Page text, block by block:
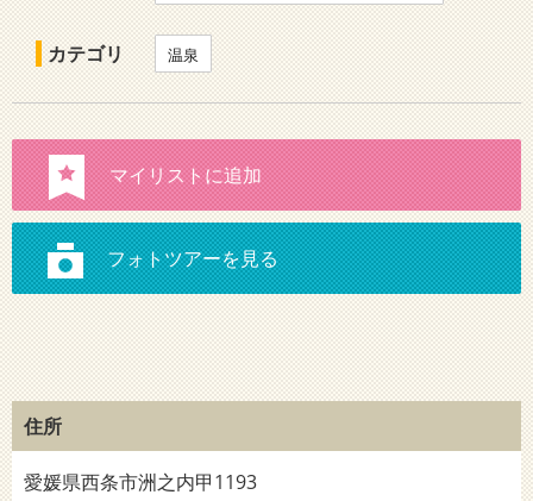
カテゴリ 温泉
住所
愛媛県西条市洲之内甲1193